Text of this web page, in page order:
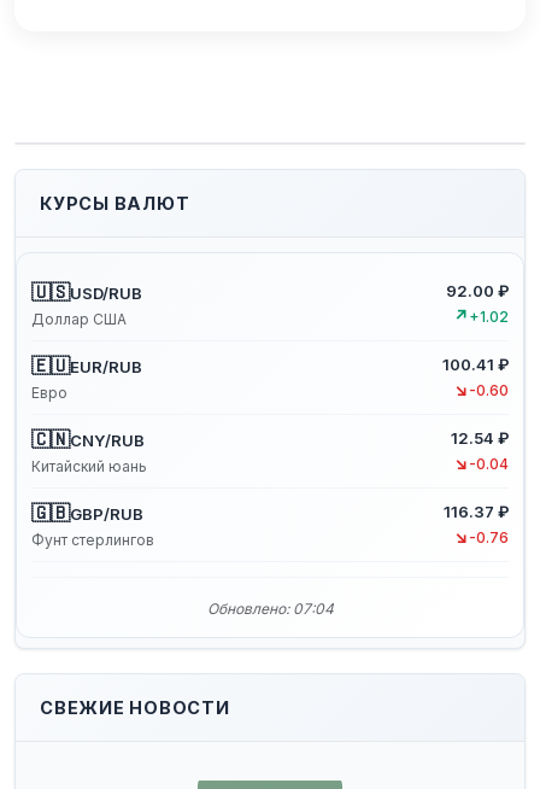
КУРСЫ ВАЛЮТ
🇺🇸USD/RUB
Доллар США
92.00 ₽
↗ +1.02
🇪🇺EUR/RUB
Евро
100.41 ₽
↘ -0.60
🇨🇳CNY/RUB
Китайский юань
12.54 ₽
↘ -0.04
🇬🇧GBP/RUB
Фунт стерлингов
116.37 ₽
↘ -0.76
Обновлено: 07:04
СВЕЖИЕ НОВОСТИ